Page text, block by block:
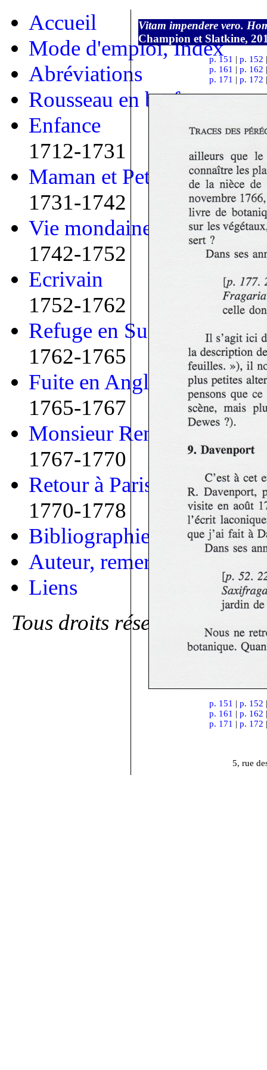
Vitam impendere vero.
Champion et Slatkine,
p. 151 | p. 152
p. 161 | p. 162
p. 171 | p. 172
p. 151 | p. 152
p. 161 | p. 162
p. 171 | p. 172
5, rue
Accueil
Mode d'emploi, Index
Abréviations
Rousseau en bref
Enfance
1712-1731
Maman et Petit
1731-1742
Vie mondaine
1742-1752
Ecrivain
1752-1762
Refuge en Suisse
1762-1765
Fuite en Angleterre
1765-1767
Monsieur Renou
1767-1770
Retour à Paris
1770-1778
Bibliographie
Auteur, remerciements
Liens
Tous droits réservés